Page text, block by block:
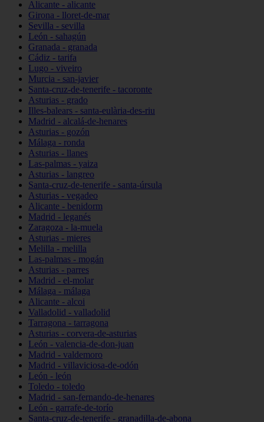
Alicante - alicante
Girona - lloret-de-mar
Sevilla - sevilla
León - sahagún
Granada - granada
Cádiz - tarifa
Lugo - viveiro
Murcia - san-javier
Santa-cruz-de-tenerife - tacoronte
Asturias - grado
Illes-balears - santa-eulària-des-riu
Madrid - alcalá-de-henares
Asturias - gozón
Málaga - ronda
Asturias - llanes
Las-palmas - yaiza
Asturias - langreo
Santa-cruz-de-tenerife - santa-úrsula
Asturias - vegadeo
Alicante - benidorm
Madrid - leganés
Zaragoza - la-muela
Asturias - mieres
Melilla - melilla
Las-palmas - mogán
Asturias - parres
Madrid - el-molar
Málaga - málaga
Alicante - alcoi
Valladolid - valladolid
Tarragona - tarragona
Asturias - corvera-de-asturias
León - valencia-de-don-juan
Madrid - valdemoro
Madrid - villaviciosa-de-odón
León - león
Toledo - toledo
Madrid - san-fernando-de-henares
León - garrafe-de-torío
Santa-cruz-de-tenerife - granadilla-de-abona